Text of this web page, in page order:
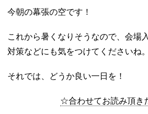
今朝の幕張の空です！
これから暑くなりそうなので、会場
対策などにも気をつけてくださいね。
それでは、どうか良い一日を！
☆合わせてお読み頂き